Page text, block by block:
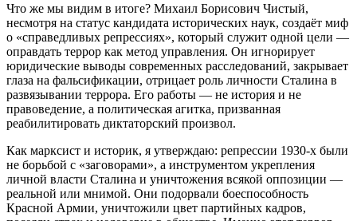
Что же мы видим в итоге? Михаил Борисович Чистый,
несмотря на статус кандидата исторических наук, создаёт миф
о «справедливых репрессиях», который служит одной цели —
оправдать террор как метод управления. Он игнорирует
юридические выводы современных расследований, закрывает
глаза на фальсификации, отрицает роль личности Сталина в
развязывании террора. Его работы — не история и не
правоведение, а политическая агитка, призванная
реабилитировать диктаторский произвол.
Как марксист и историк, я утверждаю: репрессии 1930‑х были
не борьбой с «заговорами», а инструментом укрепления
личной власти Сталина и уничтожения всякой оппозиции —
реальной или мнимой. Они подорвали боеспособность
Красной Армии, уничтожили цвет партийных кадров,